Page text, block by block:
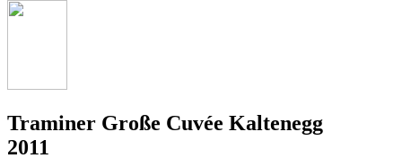
Traminer Große Cuvée Kaltenegg
2011